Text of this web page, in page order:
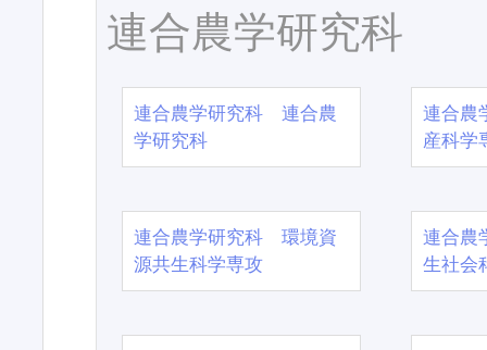
連合農学研究科
連合農学研究科 連合農
学研究科
連合農
産科学
連合農学研究科 環境資
源共生科学専攻
連合農
生社会